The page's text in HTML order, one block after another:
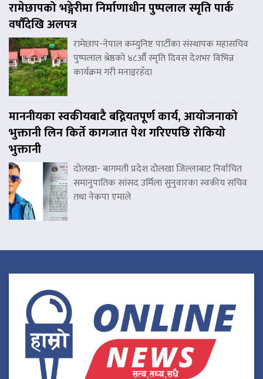
रामेछापको भङ्गेरीमा निर्माणाधीन पुष्पलाल स्मृति पार्क
वर्षौंदेखि अलपत्र
रामेछाप-नेपाल कम्युनिष्ट पार्टीका संस्थापक महासचिव
पुष्पलाल श्रेष्ठको ४८औँ स्मृति दिवस देशभर विभिन्न
कार्यक्रम गरी मनाइरहँदा
माननीयका स्वकीयबाटै बद्नियतपूर्ण कार्य, आयोजनाको
भुक्तानी लिन किर्ते कागजात पेश गरिएपछि रोकियो
भुक्तानी
दोलखा- बागमती प्रदेश दोलखा जिल्लाबाट निर्वाचित
समानुपातिक सांसद उर्मिला सुनुवारका स्वकीय सचिव
तथा नेकपा एमाले